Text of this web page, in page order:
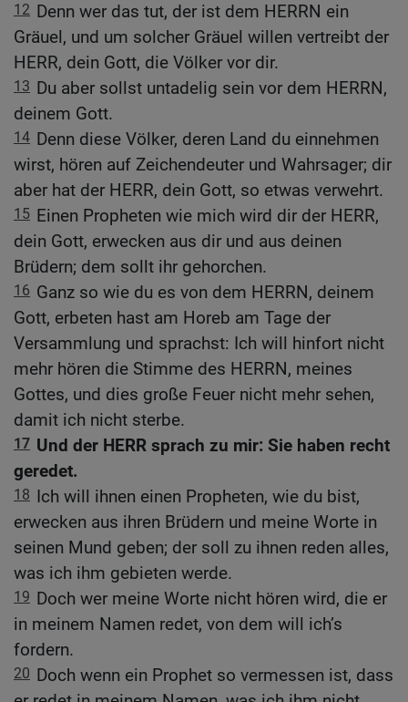
12 Denn wer das tut, der ist dem HERRN ein
Gräuel, und um solcher Gräuel willen vertreibt der
HERR, dein Gott, die Völker vor dir.
13 Du aber sollst untadelig sein vor dem HERRN,
deinem Gott.
14 Denn diese Völker, deren Land du einnehmen
wirst, hören auf Zeichendeuter und Wahrsager; dir
aber hat der HERR, dein Gott, so etwas verwehrt.
15 Einen Propheten wie mich wird dir der HERR,
dein Gott, erwecken aus dir und aus deinen
Brüdern; dem sollt ihr gehorchen.
16 Ganz so wie du es von dem HERRN, deinem
Gott, erbeten hast am Horeb am Tage der
Versammlung und sprachst: Ich will hinfort nicht
mehr hören die Stimme des HERRN, meines
Gottes, und dies große Feuer nicht mehr sehen,
damit ich nicht sterbe.
17 Und der HERR sprach zu mir: Sie haben recht
geredet.
18 Ich will ihnen einen Propheten, wie du bist,
erwecken aus ihren Brüdern und meine Worte in
seinen Mund geben; der soll zu ihnen reden alles,
was ich ihm gebieten werde.
19 Doch wer meine Worte nicht hören wird, die er
in meinem Namen redet, von dem will ich’s
fordern.
20 Doch wenn ein Prophet so vermessen ist, dass